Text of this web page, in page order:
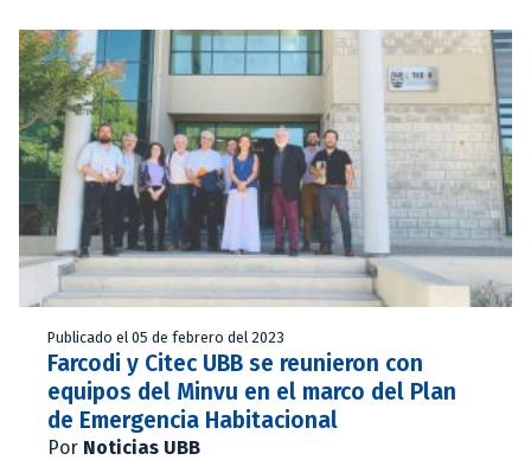
Publicado el 05 de febrero del 2023
Farcodi y Citec UBB se reunieron con
equipos del Minvu en el marco del Plan
de Emergencia Habitacional
Por Noticias UBB